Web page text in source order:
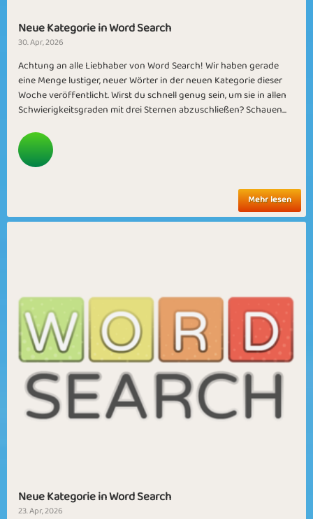
Neue Kategorie in Word Search
30. Apr, 2026
Achtung an alle Liebhaber von Word Search! Wir haben gerade
eine Menge lustiger, neuer Wörter in der neuen Kategorie dieser
Woche veröffentlicht. Wirst du schnell genug sein, um sie in allen
Schwierigkeitsgraden mit drei Sternen abzuschließen? Schauen...
Mehr lesen
Neue Kategorie in Word Search
23. Apr, 2026